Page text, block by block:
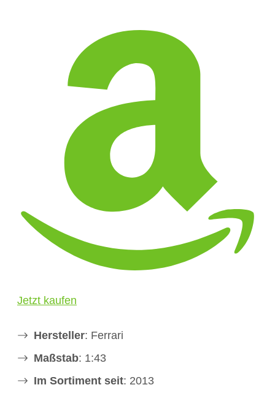
Jetzt kaufen
Hersteller: Ferrari
Maßstab: 1:43
Im Sortiment seit: 2013